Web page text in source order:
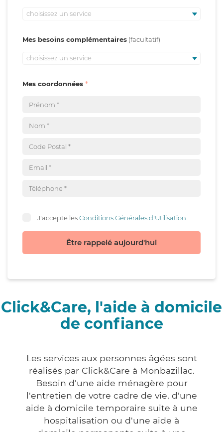
choisissez un service
Mes besoins complémentaires
choisissez un service
Mes coordonnées
J'accepte lesConditions Générales d'Utilisation
Être rappelé aujourd'hui
Click&Care, l'aide à domicile
de confiance
Les services aux personnes âgées sont
réalisés par Click&Care à Monbazillac.
Besoin d'une aide ménagère pour
l'entretien de votre cadre de vie, d'une
aide à domicile temporaire suite à une
hospitalisation ou d'une aide à